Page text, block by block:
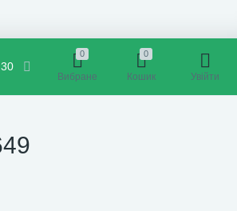
0
Вибране
0
Кошик Увійти